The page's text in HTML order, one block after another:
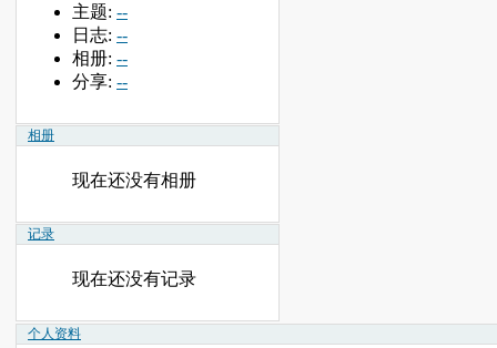
主题: --
日志: --
相册: --
分享: --
相册
现在还没有相册
记录
现在还没有记录
个人资料